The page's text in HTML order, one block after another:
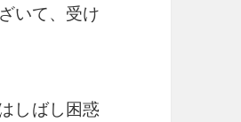
いて、受け
しばし困惑